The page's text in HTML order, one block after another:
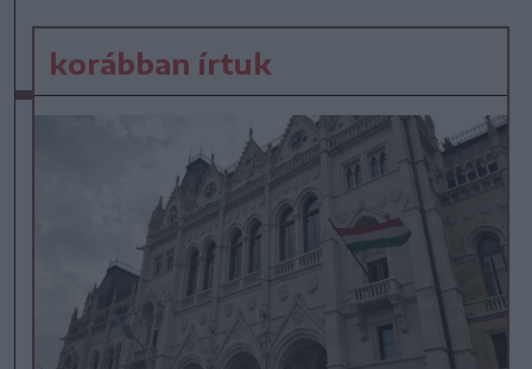
korábban írtuk